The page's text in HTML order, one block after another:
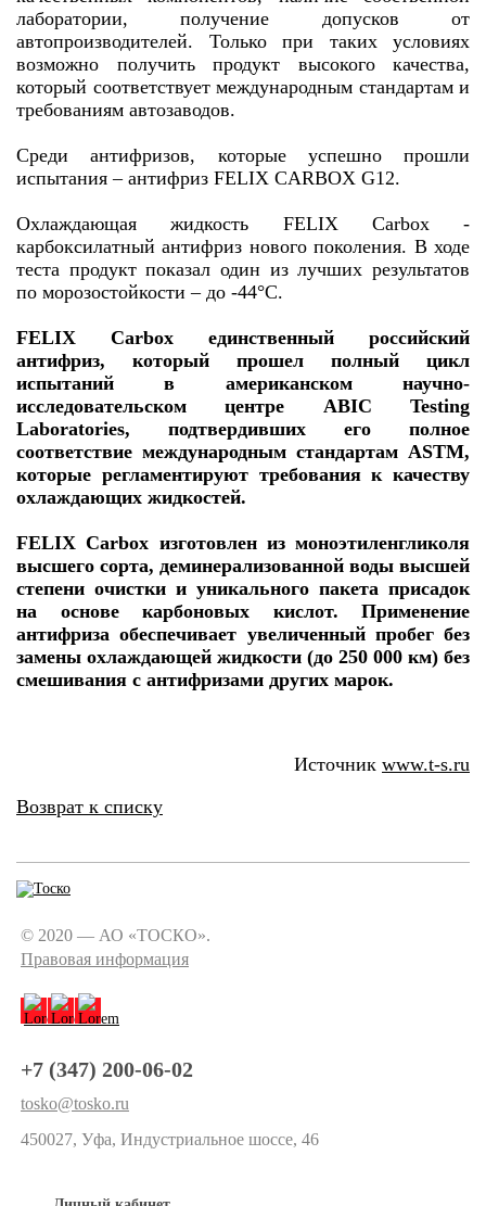
лаборатории, получение допусков от
автопроизводителей. Только при таких условиях
возможно получить продукт высокого качества,
который соответствует международным стандартам и
требованиям автозаводов.
Среди антифризов, которые успешно прошли
испытания – антифриз FELIX CARBOX G12.
Охлаждающая жидкость FELIX Carbox -
карбоксилатный антифриз нового поколения. В ходе
теста продукт показал один из лучших результатов
по морозостойкости – до -44°С.
FELIX Carbox единственный российский
антифриз, который прошел полный цикл
испытаний в американском научно-
исследовательском центре ABIC Testing
Laboratories, подтвердивших его полное
соответствие международным стандартам ASTM,
которые регламентируют требования к качеству
охлаждающих жидкостей.
FELIX Carbox изготовлен из моноэтиленгликоля
высшего сорта, деминерализованной воды высшей
степени очистки и уникального пакета присадок
на основе карбоновых кислот. Применение
антифриза обеспечивает увеличенный пробег без
замены охлаждающей жидкости (до 250 000 км) без
смешивания с антифризами других марок.
Источник www.t-s.ru
Возврат к списку
© 2020 — АО «ТОСКО».
Правовая информация
+7 (347) 200-06-02
tosko@tosko.ru
450027, Уфа, Индустриальное шоссе, 46